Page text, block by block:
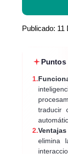
Publicado: 11
Puntos
1.
traducir
2.
elimina